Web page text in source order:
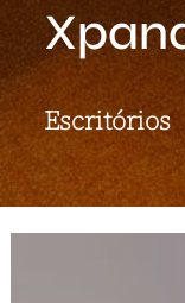
Escritórios